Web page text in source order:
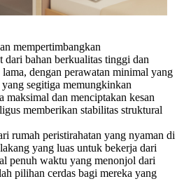
mempertimbangkan
dari bahan berkualitas tinggi dan
dengan perawatan minimal yang
segitiga memungkinkan
maksimal dan menciptakan kesan
memberikan stabilitas struktural
rumah peristirahatan yang nyaman di
yang luas untuk bekerja dari
penuh waktu yang menonjol dari
pilihan cerdas bagi mereka yang